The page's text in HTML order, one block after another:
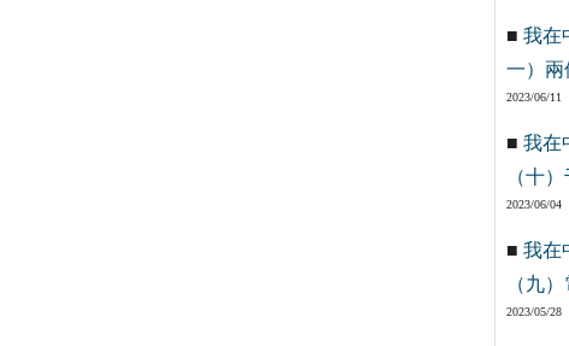
■ 我在
一）兩
2023/06/11
■ 我在
（十
2023/06/04
■ 我在
（九
2023/05/28